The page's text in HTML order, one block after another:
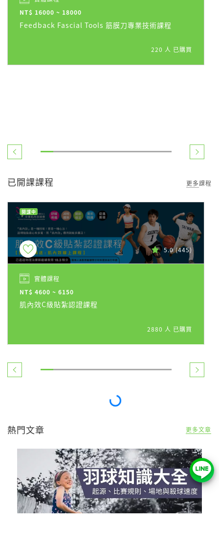
已開課課程 更多課程
開課中
5.0 (445)
實體課程
NT$ 4600 ~ 6150
肌內效C級貼紮認證課程
2880 人 已購買
開課中
實體課程
NT$ 4500 ~ 6500
SMRT運動按摩恢復技術師
699 人 已購買